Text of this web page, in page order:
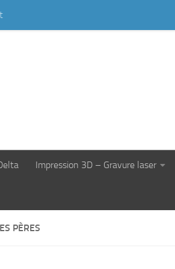
Impression 3D – Gravure laser
PÈRES